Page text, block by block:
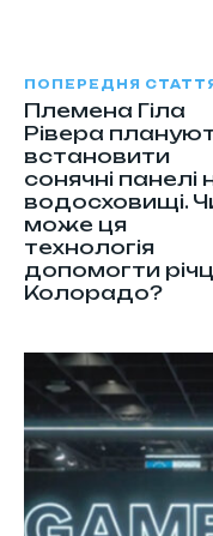
ПОПЕРЕДНЯ СТАТТЯ
Племена Гіла
Рівера
встановити
сонячні панелі
водосховищі.
може ця
технологія
допомогти
Колорадо?